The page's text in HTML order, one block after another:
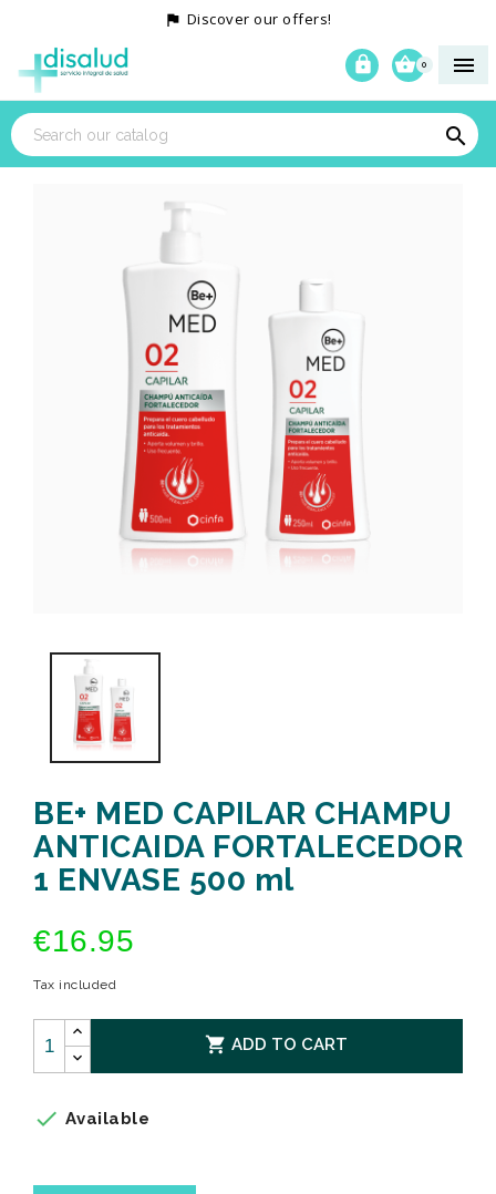
 Discover our offers!

0



BE+ MED CAPILAR CHAMPU
ANTICAIDA FORTALECEDOR
1 ENVASE 500 ml
€16.95
Tax included
 ADD TO CART
 Available